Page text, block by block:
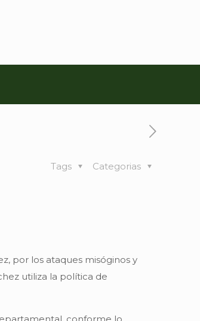
Categorias
Tags
por los ataques misóginos y
utiliza la política de